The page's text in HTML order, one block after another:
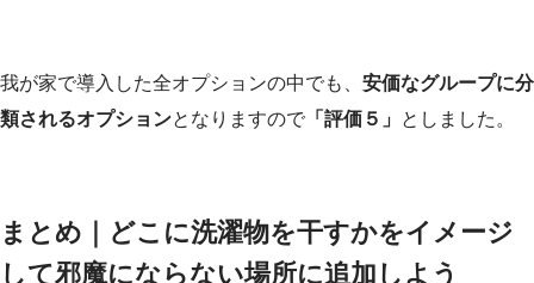
我が家で導入した全オプションの中でも、 安価なグループに分
類されるオプションとなりますので 「評価５」 としました。
まとめ｜どこに洗濯物を干すかをイメージ
して邪魔にならない場所に追加しよう